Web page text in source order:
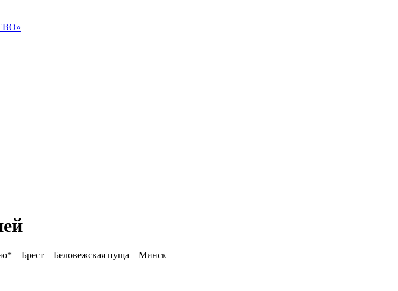
– Брест – Беловежская пуща – Минск